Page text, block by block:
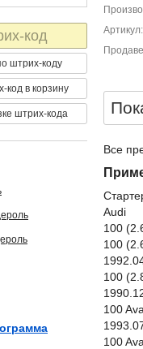
Артикул
Все
Audi
100
100
100
100
100
штрих-коду
код в корзину
штрих-кода